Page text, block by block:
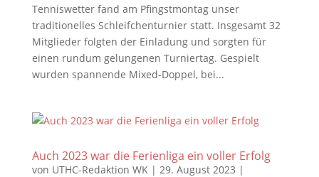
Tenniswetter fand am Pfingstmontag unser
traditionelles Schleifchenturnier statt. Insgesamt 32
Mitglieder folgten der Einladung und sorgten für
einen rundum gelungenen Turniertag. Gespielt
wurden spannende Mixed-Doppel, bei...
Auch 2023 war die Ferienliga ein voller Erfolg
von UTHC-Redaktion WK| 29. August 2023 |